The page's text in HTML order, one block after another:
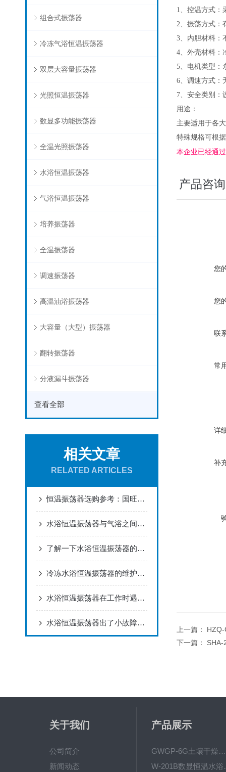
组合式振荡器
冷冻气浴恒温振荡器
双层大容量振荡器
光照恒温振荡器
数显多功能振荡器
全温光照振荡器
水浴恒温振荡器
气浴恒温振荡器
培养振荡器
全温振荡器
调速振荡器
高温油浴振荡器
大容量（大型）振荡器
翻转振荡器
分液漏斗振荡器
查看全部
相关文章
RELATED ARTICLES
恒温振荡器选购参考：国旺仪器气浴、水浴恒温振荡器多维度评测
水浴恒温振荡器与气浴之间的区别你知道有那些么
了解一下水浴恒温振荡器的操作方法及注意事项
冷冻水浴恒温振荡器的维护保养
水浴恒温振荡器在工作时遇见故障，如何处理
水浴恒温振荡器出了小故障怎么办，解决的办法有了
1、控温方式：
2、振荡方式：
3、内胆材料：
4、外壳材料：
5、电机类型：
6、调速方式：
7、安全类别：
用途：
主要适用于各
特殊规格可根
本企业已经通
产品咨询
您
您
联
常
详
补
上一篇：
下一篇： SHA-
关于我们
公司简介
新闻动态
产品展示
GWGP-6G土壤干燥柜-干燥箱/干燥机
W-